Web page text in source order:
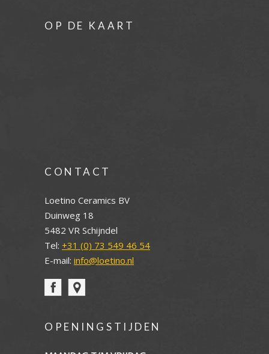
OP DE KAART
CONTACT
Loetino Ceramics BV
Duinweg 18
5482 VR Schijndel
Tel: +31 (0) 73 549 46 54
E-mail: info@loetino.nl
OPENINGSTIJDEN